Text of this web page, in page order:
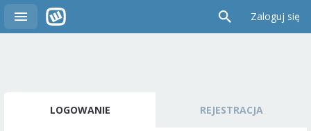
Zaloguj się
LOGOWANIE REJESTRACJA